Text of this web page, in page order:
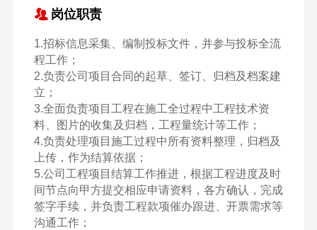
岗位职责
1.招标信息采集、编制投标文件，并参与投标全流
程工作；
2.负责公司项目合同的起草、签订、归档及档案建
立；
3.全面负责项目工程在施工全过程中工程技术资
料、图片的收集及归档，工程量统计等工作；
4.负责处理项目施工过程中所有资料整理，归档及
上传，作为结算依据；
5.公司工程项目结算工作推进，根据工程进度及时
间节点向甲方提交相应申请资料，各方确认，完成
签字手续，并负责工程款项催办跟进、开票需求等
沟通工作；